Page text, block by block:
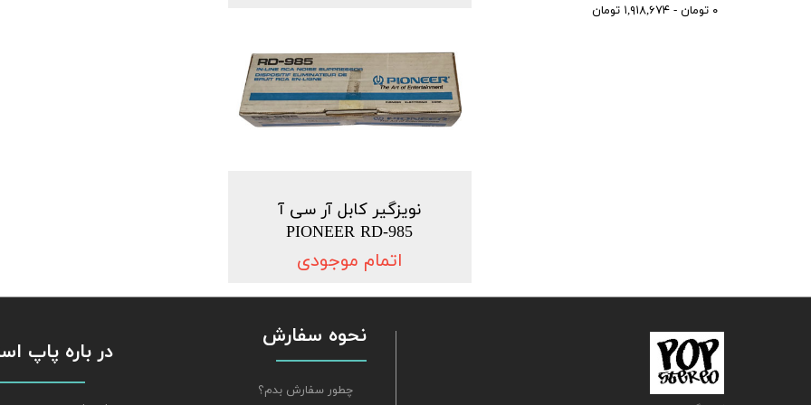
۰ تومان - ۱,۹۱۸,۶۷۴ تومان
نویزگیر کابل آر سی آ
PIONEER RD-985
اتمام موجودی
نحوه سفارش
چطور سفارش بدم؟
در باره پاپ